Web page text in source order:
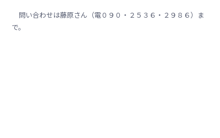
問い合わせは藤原さん（電０９０・２５３６・２９８６）ま
で。